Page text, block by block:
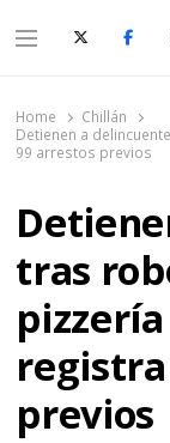
Menu
Home
Chillán
Detienen a
99 arrestos previos
tras
previos